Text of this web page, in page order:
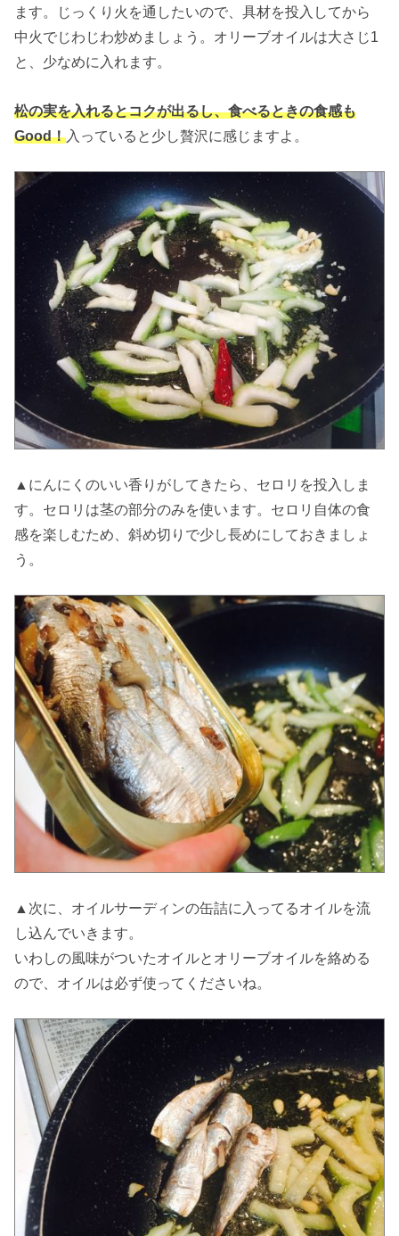
ます。じっくり火を通したいので、具材を投入してから
中火でじわじわ炒めましょう。オリーブオイルは大さじ1
と、少なめに入れます。
松の実を入れるとコクが出るし、食べるときの食感も
Good！入っていると少し贅沢に感じますよ。
▲にんにくのいい香りがしてきたら、セロリを投入しま
す。セロリは茎の部分のみを使います。セロリ自体の食
感を楽しむため、斜め切りで少し長めにしておきましょ
う。
▲次に、オイルサーディンの缶詰に入ってるオイルを流
し込んでいきます。
いわしの風味がついたオイルとオリーブオイルを絡める
ので、オイルは必ず使ってくださいね。